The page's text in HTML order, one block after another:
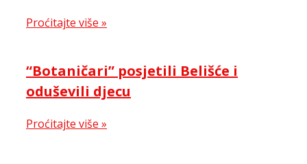
Proćitajte više »
“Botaničari” posjetili Belišće i
oduševili djecu
Proćitajte više »